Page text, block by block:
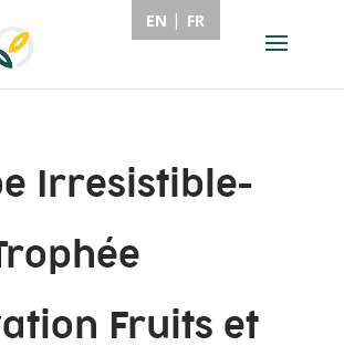
Irresistible-
Fruits et
EN FR